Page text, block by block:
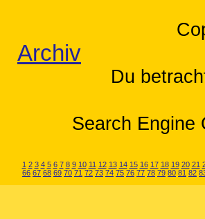
Archiv
Du
Search Engine
1 2 3 4 5 6 7 8 9 10 11 12 13 14 15 16 17 18 19 20 21
66 67 68 69 70 71 72 73 74 75 76 77 78 79 80 81 82